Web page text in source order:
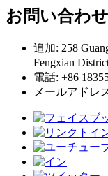
お問い合わせ
追加: 258
Fengxian
電話: +86
メールアドレ